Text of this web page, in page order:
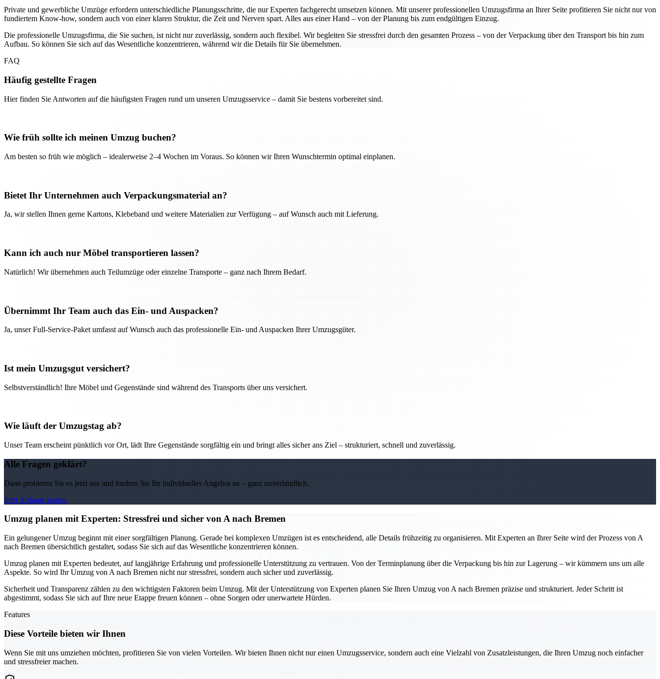
Private und gewerbliche Umzüge erfordern unterschiedliche Planungsschritte, die nur Experten fachgerecht umsetzen können. Mit unserer professionellen Umzugsfirma an Ihrer Seite profitieren Sie nicht nur von
fundiertem Know-how, sondern auch von einer klaren Struktur, die Zeit und Nerven spart. Alles aus einer Hand – von der Planung bis zum endgültigen Einzug.
Die professionelle Umzugsfirma, die Sie suchen, ist nicht nur zuverlässig, sondern auch flexibel. Wir begleiten Sie stressfrei durch den gesamten Prozess – von der Verpackung über den Transport bis hin zum
Aufbau. So können Sie sich auf das Wesentliche konzentrieren, während wir die Details für Sie übernehmen.
FAQ
Häufig gestellte Fragen
Hier finden Sie Antworten auf die häufigsten Fragen rund um unseren Umzugsservice – damit Sie bestens vorbereitet sind.
Wie früh sollte ich meinen Umzug buchen?
Am besten so früh wie möglich – idealerweise 2–4 Wochen im Voraus. So können wir Ihren Wunschtermin optimal einplanen.
Bietet Ihr Unternehmen auch Verpackungsmaterial an?
Ja, wir stellen Ihnen gerne Kartons, Klebeband und weitere Materialien zur Verfügung – auf Wunsch auch mit Lieferung.
Kann ich auch nur Möbel transportieren lassen?
Natürlich! Wir übernehmen auch Teilumzüge oder einzelne Transporte – ganz nach Ihrem Bedarf.
Übernimmt Ihr Team auch das Ein- und Auspacken?
Ja, unser Full-Service-Paket umfasst auf Wunsch auch das professionelle Ein- und Auspacken Ihrer Umzugsgüter.
Ist mein Umzugsgut versichert?
Selbstverständlich! Ihre Möbel und Gegenstände sind während des Transports über uns versichert.
Wie läuft der Umzugstag ab?
Unser Team erscheint pünktlich vor Ort, lädt Ihre Gegenstände sorgfältig ein und bringt alles sicher ans Ziel – strukturiert, schnell und zuverlässig.
Alle Fragen geklärt?
Dann probieren Sie es jetzt aus und fordern Sie Ihr individuelles Angebot an – ganz unverbindlich.
Jetzt Anfrage starten
Umzug planen mit Experten: Stressfrei und sicher von A nach Bremen
Ein gelungener Umzug beginnt mit einer sorgfältigen Planung. Gerade bei komplexen Umzügen ist es entscheidend, alle Details frühzeitig zu organisieren. Mit Experten an Ihrer Seite wird der Prozess von A
nach Bremen übersichtlich gestaltet, sodass Sie sich auf das Wesentliche konzentrieren können.
Umzug planen mit Experten bedeutet, auf langjährige Erfahrung und professionelle Unterstützung zu vertrauen. Von der Terminplanung über die Verpackung bis hin zur Lagerung – wir kümmern uns um alle
Aspekte. So wird Ihr Umzug von A nach Bremen nicht nur stressfrei, sondern auch sicher und zuverlässig.
Sicherheit und Transparenz zählen zu den wichtigsten Faktoren beim Umzug. Mit der Unterstützung von Experten planen Sie Ihren Umzug von A nach Bremen präzise und strukturiert. Jeder Schritt ist
abgestimmt, sodass Sie sich auf Ihre neue Etappe freuen können – ohne Sorgen oder unerwartete Hürden.
Features
Diese Vorteile bieten wir Ihnen
Wenn Sie mit uns umziehen möchten, profitieren Sie von vielen Vorteilen. Wir bieten Ihnen nicht nur einen Umzugsservice, sondern auch eine Vielzahl von Zusatzleistungen, die Ihren Umzug noch einfacher
und stressfreier machen.